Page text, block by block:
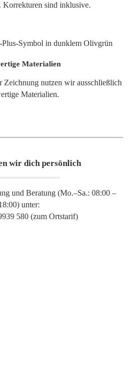
Korrekturen sind inklusive.
Materialien
Zeichnung nutzen wir ausschließlich
Materialien.
wir dich persönlich
und Beratung (Mo.–Sa.: 08:00 –
unter:
580 (zum Ortstarif)